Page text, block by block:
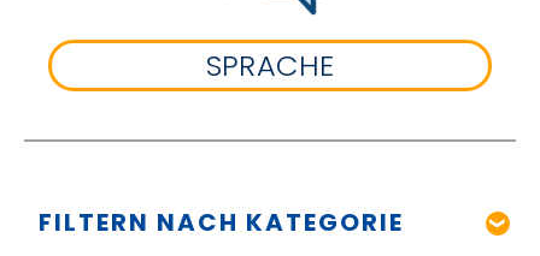
SPRACHE
FILTERN NACH KATEGORIE